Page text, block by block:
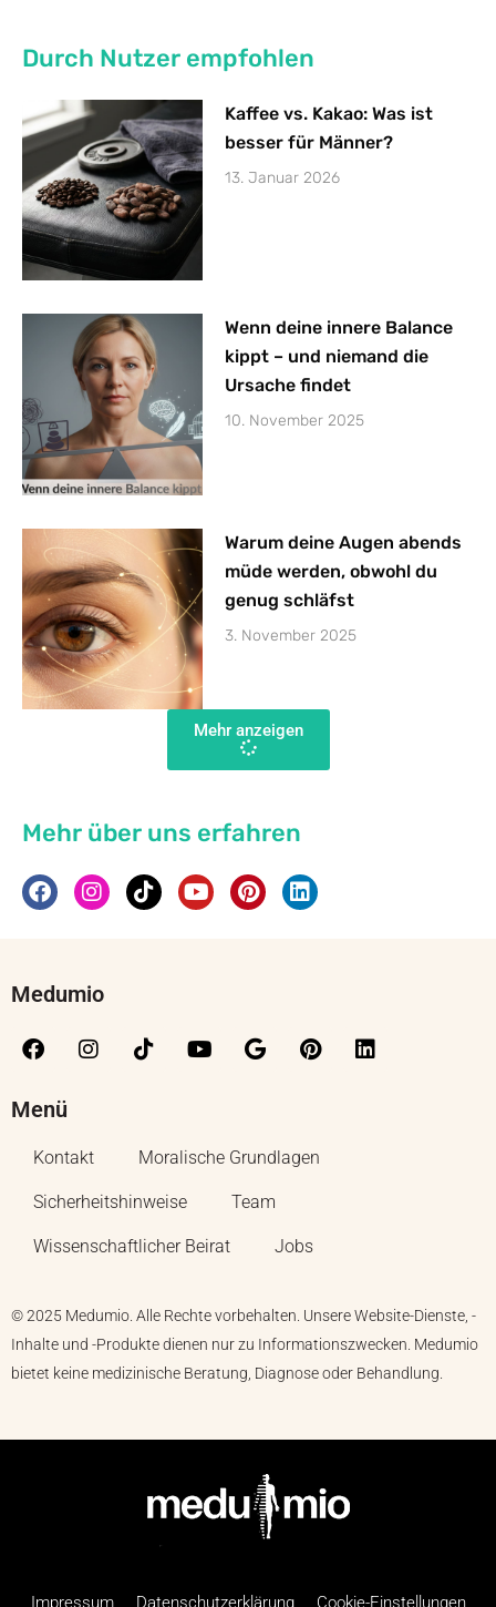
Durch Nutzer empfohlen
Kaffee vs. Kakao: Was ist
besser für Männer?
13. Januar 2026
Wenn deine innere Balance
kippt – und niemand die
Ursache findet
10. November 2025
Warum deine Augen abends
müde werden, obwohl du
genug schläfst
3. November 2025
Mehr anzeigen
Mehr über uns erfahren
Medumio
Menü
Kontakt Moralische Grundlagen
Sicherheitshinweise Team
Wissenschaftlicher Beirat Jobs
© 2025 Medumio. Alle Rechte vorbehalten. Unsere Website-Dienste, -
Inhalte und -Produkte dienen nur zu Informationszwecken. Medumio
bietet keine medizinische Beratung, Diagnose oder Behandlung.
Impressum Datenschutzerklärung Cookie-Einstellungen